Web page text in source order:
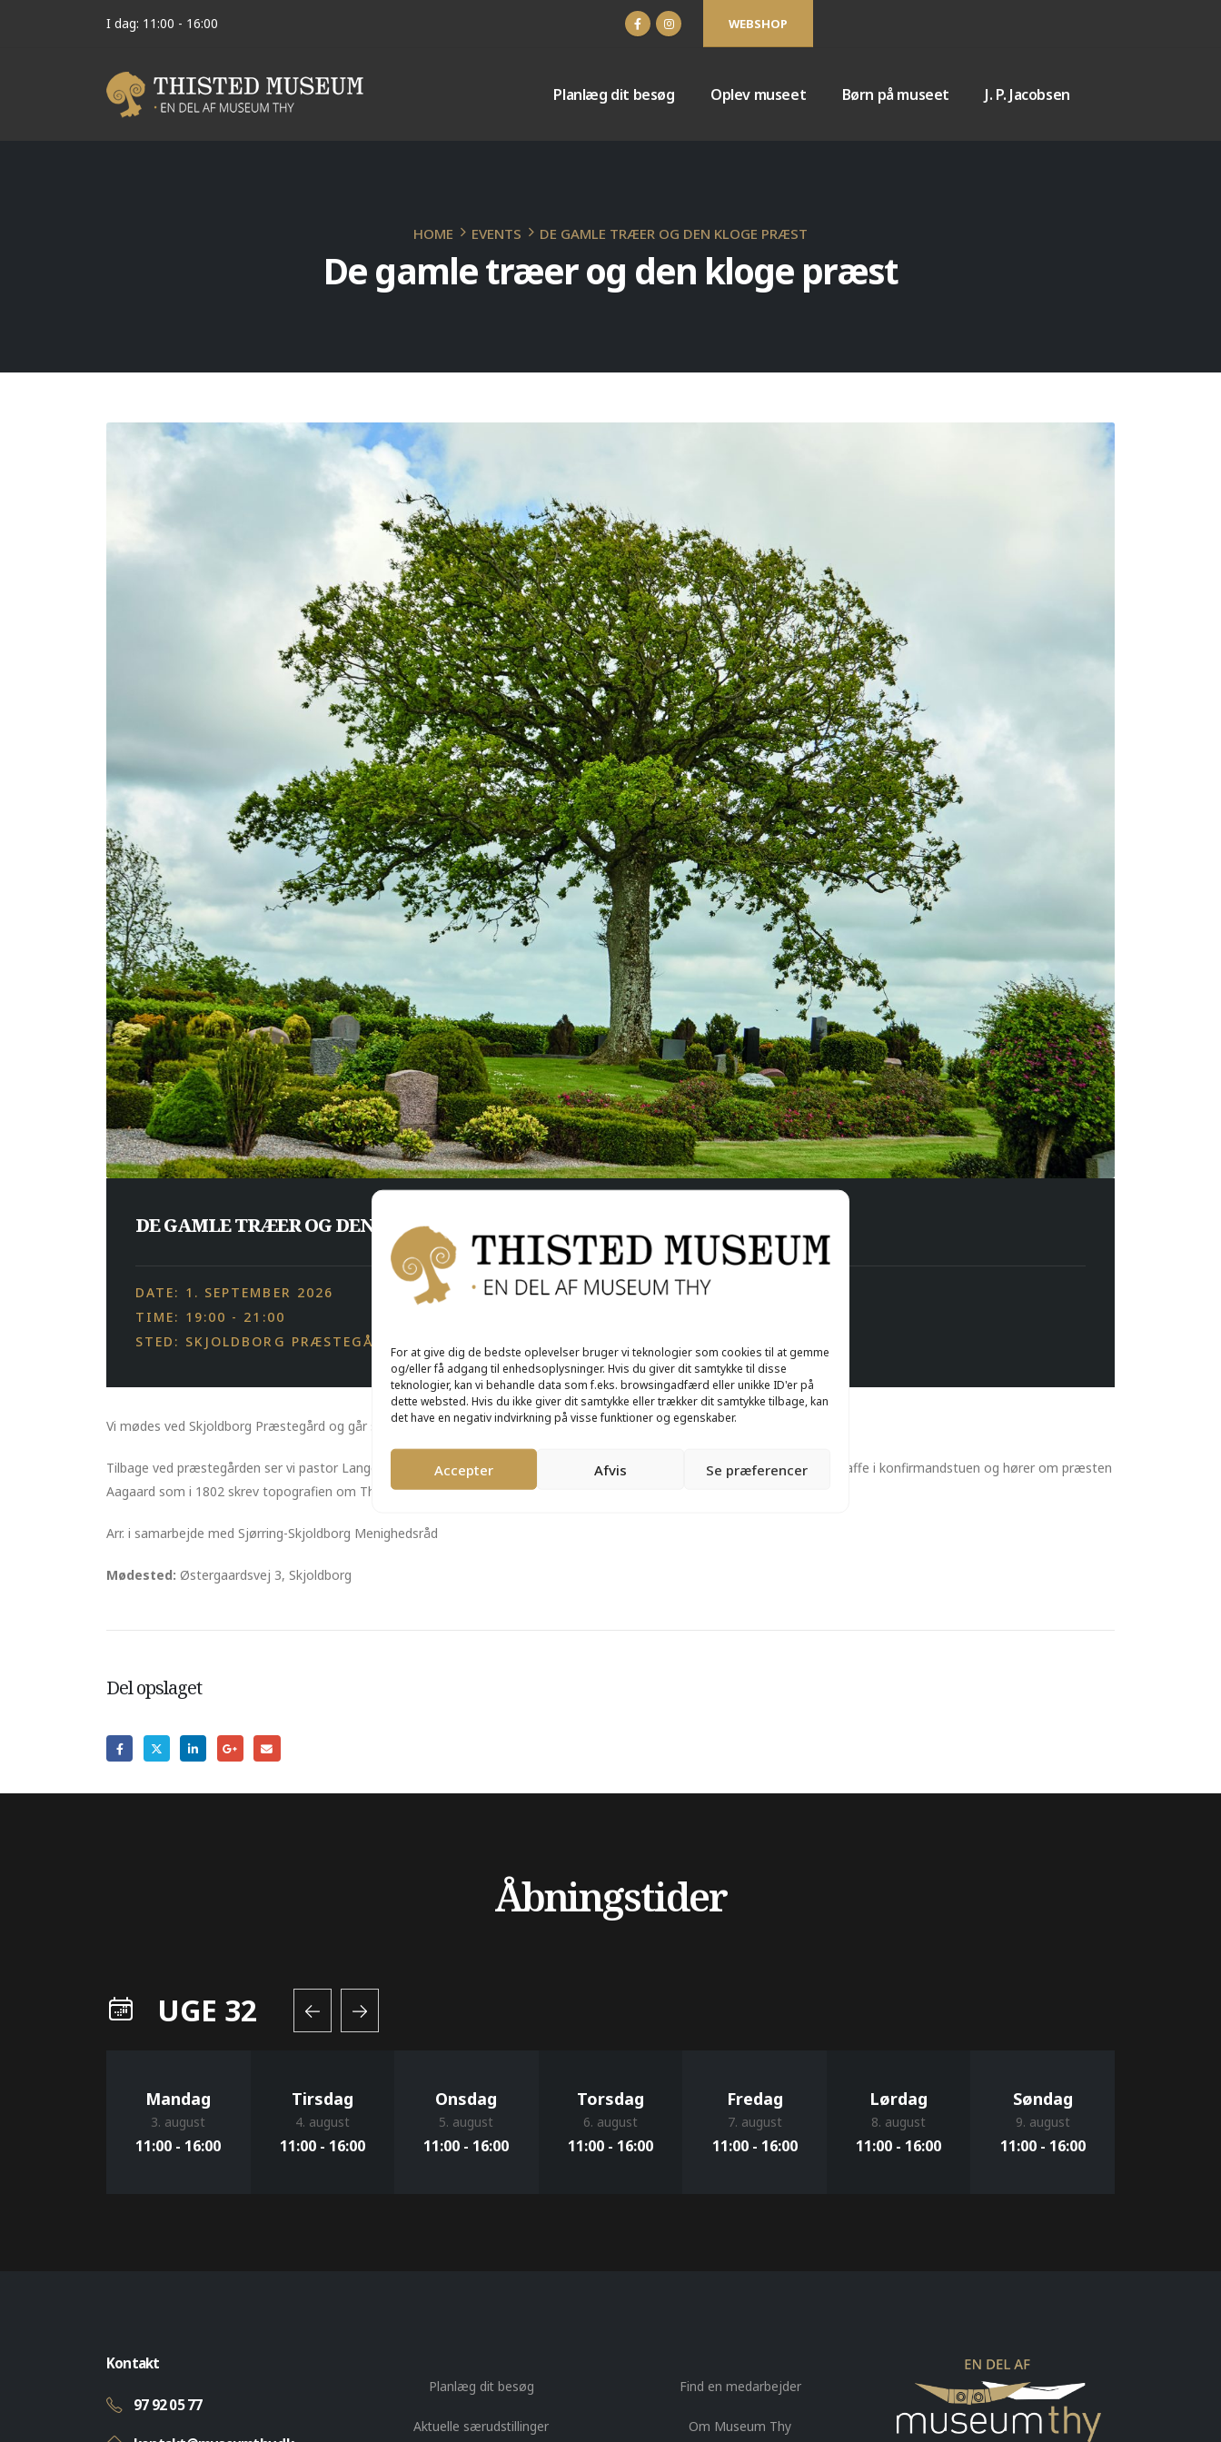
For at give dig de bedste oplevelser bruger vi teknologier som cookies til at gemme
og/eller få adgang til enhedsoplysninger. Hvis du giver dit samtykke til disse
teknologier, kan vi behandle data som f.eks. browsingadfærd eller unikke ID'er på
dette websted. Hvis du ikke giver dit samtykke eller trækker dit samtykke tilbage, kan
det have en negativ indvirkning på visse funktioner og egenskaber.
Accepter Afvis Se præferencer
I dag: 11:00 - 16:00 WEBSHOP
Planlæg dit besøg Oplev museet Børn på museet J. P. Jacobsen
HOME EVENTS DE GAMLE TRÆER OG DEN KLOGE PRÆST
De gamle træer og den kloge præst
DE GAMLE TRÆER OG DEN KLOGE PRÆST
DATE: 1. SEPTEMBER 2026
TIME: 19:00 - 21:00
STED: SKJOLDBORG PRÆSTEGÅRD
Vi mødes ved Skjoldborg Præstegård og går sammen til Skjoldborg Kirke ad kirkestien for at besøge Skrædderens eg.
Tilbage ved præstegården ser vi pastor Langebecks kæmpebøg og andre gamle træer i haven, før vi drikker den medbragte kaffe i konfirmandstuen og hører om præsten
Aagaard som i 1802 skrev topografien om Thy.
Arr. i samarbejde med Sjørring-Skjoldborg Menighedsråd
Mødested: Østergaardsvej 3, Skjoldborg
Del opslaget
Åbningstider
UGE 32
Mandag
3. august
11:00 - 16:00
Tirsdag
4. august
11:00 - 16:00
Onsdag
5. august
11:00 - 16:00
Torsdag
6. august
11:00 - 16:00
Fredag
7. august
11:00 - 16:00
Lørdag
8. august
11:00 - 16:00
Søndag
9. august
11:00 - 16:00
Kontakt
97 92 05 77
Planlæg dit besøg
Aktuelle særudstillinger
Find en medarbejder
Om Museum Thy